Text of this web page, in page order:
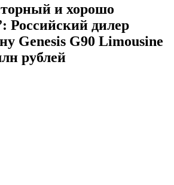
и хорошо
Российский дилер
Genesis G90 Limousine
рублей